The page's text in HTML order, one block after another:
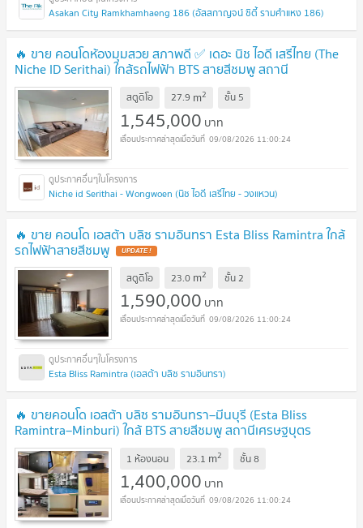
Asakan City Ramkhamhaeng 186 (อัสสกาญจน์ ซิตี้ รามคำแหง 186)
🔥 ขาย คอนโดห้องมุมสวย สภาพดี ✅ เดอะ นิช ไอดี เสรีไทย (The
Niche ID Serithai) ใกล้รถไฟฟ้า BTS สายสีชมพู สถานี
นพรัตน์ UPDATE !
สตูดิโอ 27.9 m2 ชั้น 5
1,545,000 บาท
09/08/2026 11:00:24
Niche id Serithai - Wongwoen (นิช ไอดี เสรีไทย - วงแหวน)
🔥 ขาย คอนโด เอสต้า บลิซ รามอินทรา Esta Bliss Ramintra ใกล้
รถไฟฟ้าสายสีชมพู UPDATE !
สตูดิโอ 23.0 m2 ชั้น2
1,590,000 บาท
09/08/2026 11:00:24
Esta Bliss Ramintra (เอสต้า บลิซ รามอินทรา)
🔥 ขายคอนโด เอสต้า บลิซ รามอินทรา–มีนบุรี (Esta Bliss
Ramintra–Minburi) ใกล้ BTS สายสีชมพู สถานีเศรษฐบุตร
บำเพ็ญ UPDATE !
1 ห้องนอน 23.1 m2 ชั้น8
1,400,000 บาท
09/08/2026 11:00:24